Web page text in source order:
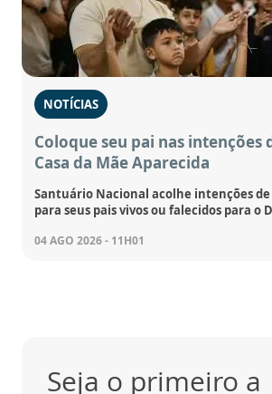
NOTÍCIAS
Coloque seu pai nas intenções
Casa da Mãe Aparecida
Santuário Nacional acolhe intenções
para seus pais vivos ou falecidos para o
04 AGO 2026 - 11H01
Seja o primeiro a